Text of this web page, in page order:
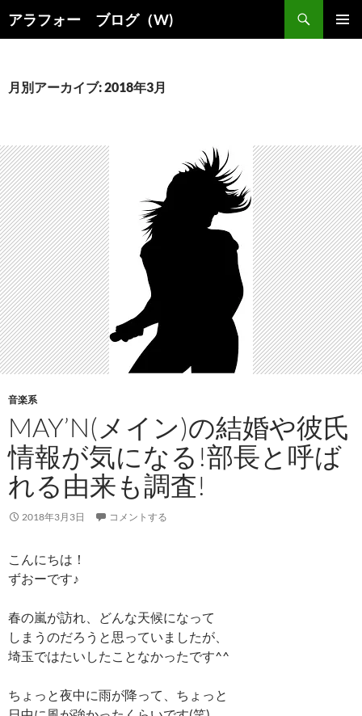
ン
ツ
キ
ッ
プ
アラフォー ブログ（W)
索
月別アーカイブ: 2018年3月
音楽系
MAY’N(メイン)の結婚や彼氏
情報が気になる!部長と呼ば
れる由来も調査!
2018年3月3日 コメントする
こんにちは！
ずおーです♪
春の嵐が訪れ、どんな天候になって
しまうのだろうと思っていましたが、
埼玉ではたいしたことなかったです^^
ちょっと夜中に雨が降って、ちょっと